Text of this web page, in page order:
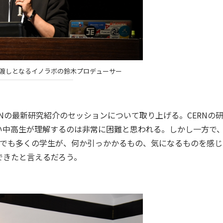
しとなるイノラボの鈴木プロデューサー
最新研究紹介のセッションについて取り上げる。CERNの
高生が理解するのは非常に困難と思われる。しかし一方で
も多くの学生が、何か引っかかるもの、気になるものを感
たと言えるだろう。